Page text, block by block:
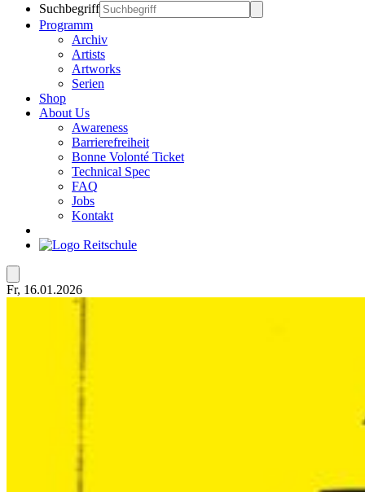
Suchbegriff
Programm
Archiv
Artists
Artworks
Serien
Shop
About Us
Awareness
Barrierefreiheit
Bonne Volonté Ticket
Technical Spec
FAQ
Jobs
Kontakt
Fr, 16.01.2026